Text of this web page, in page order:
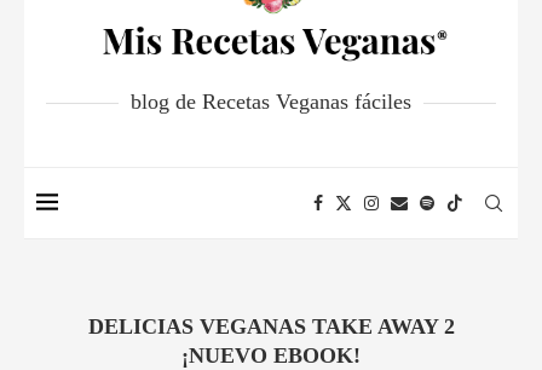
blog de Recetas Veganas fáciles
DELICIAS VEGANAS TAKE AWAY 2
¡NUEVO EBOOK!